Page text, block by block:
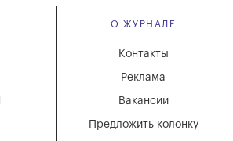
О ЖУРНАЛЕ
Вакансии
Реклама
Контакты
Предложить колонку